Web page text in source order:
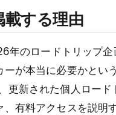
載する理由
年のロードトリップ
が本当に必要かとい
更新された個人ロー
、有料アクセスを説明